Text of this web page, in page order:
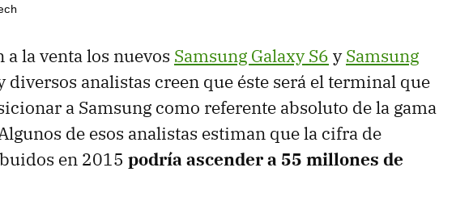
a la venta los nuevos Samsung Galaxy S6 ySamsung
diversos analistas creen que éste será el terminal que
a Samsung como referente absoluto de la gama
de esos analistas estiman que la cifra de
en 2015 podría ascender a 55 millones de